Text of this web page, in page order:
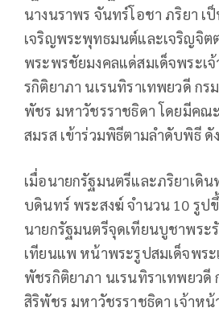
นางนราพร จันทร์โอชา ภริยา เ
เจริญพระพุทธมนต์และเจริญจิต
พระพรชัยมงคลแด่สมเด็จพระเจ้
รกิติยาภา นเรนทิราเทพยวดี กร
พัชร มหาวัชรราชธิดา โดยมีคณ
สมรส เข้าร่วมพิธีตามลำดับพิธี ดั
เมื่อนายกรัฐมนตรีและภริยาเดิน
บดินทร์ พระสงฆ์ จำนวน 10 รูป
นายกรัฐมนตรีจุดเทียนบูชาพระ
เทียนแพ หน้าพระรูปสมเด็จพระ
พัชรกิติยาภา นเรนทิราเทพยวดี
สิริพัชร มหาวัชรราชธิดา เจ้าห